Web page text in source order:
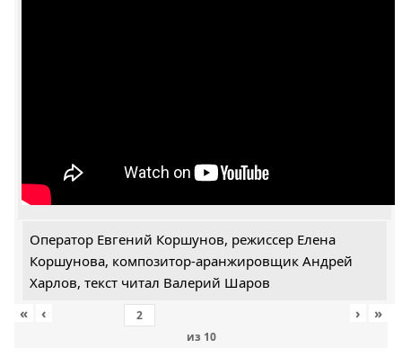
Оператор Евгений Коршунов, режиссер Елена
Коршунова, композитор-аранжировщик Андрей
Харлов, текст читал Валерий Шаров
«
‹
из 10
› »